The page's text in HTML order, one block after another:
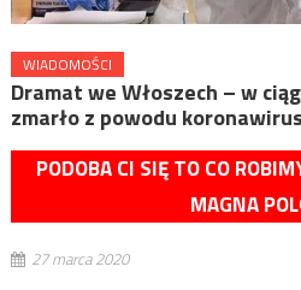
WIADOMOŚCI
Dramat we Włoszech – w
zmarło z powodu
PODOBA CI SIĘ TO CO
MAGNA
27 marca 2020